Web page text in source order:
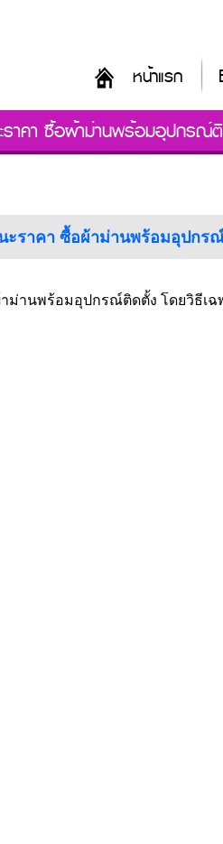
หน้าแรก
ราคา ซื้อผ้าม่านพร้อมอุปกรณ์ติ
ะราคา ซื้อผ้าม่านพร้อมอุปกร
ม่านพร้อมอุปกรณ์ติดตั้ง โดยวิธีเฉ